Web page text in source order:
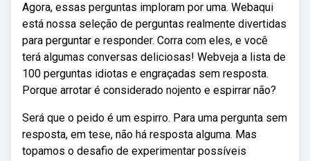
Agora, essas perguntas imploram por uma. Webaqui
está nossa seleção de perguntas realmente divertidas
para perguntar e responder. Corra com eles, e você
terá algumas conversas deliciosas! Webveja a lista de
100 perguntas idiotas e engraçadas sem resposta.
Porque arrotar é considerado nojento e espirrar não?
Será que o peido é um espirro. Para uma pergunta sem
resposta, em tese, não há resposta alguma. Mas
topamos o desafio de experimentar possíveis